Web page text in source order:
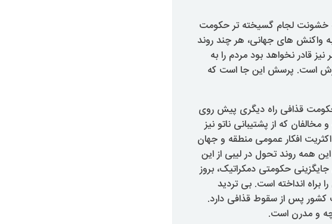
خشونت لجام گسیخته تر حکومت
واکنش های جهانی، هر چند روند
قادر نخواهد بود مردم را به
است. پرسش این جا است که
حکومت قذافی راه دیگری پیش روی
که از پشتیبانی ناتو نیز
افکار عمومی منطقه و جهان
همه روند تحول در لیبی از این
حکومتی دمکراتیک، بروز
براه انداخته است. بی تردید
کشور پس از سقوط قذافی دارد.
و مدرن است.